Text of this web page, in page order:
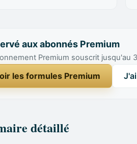
aux abonnés Premium
Premium souscrit
les formules Premium
détaillé